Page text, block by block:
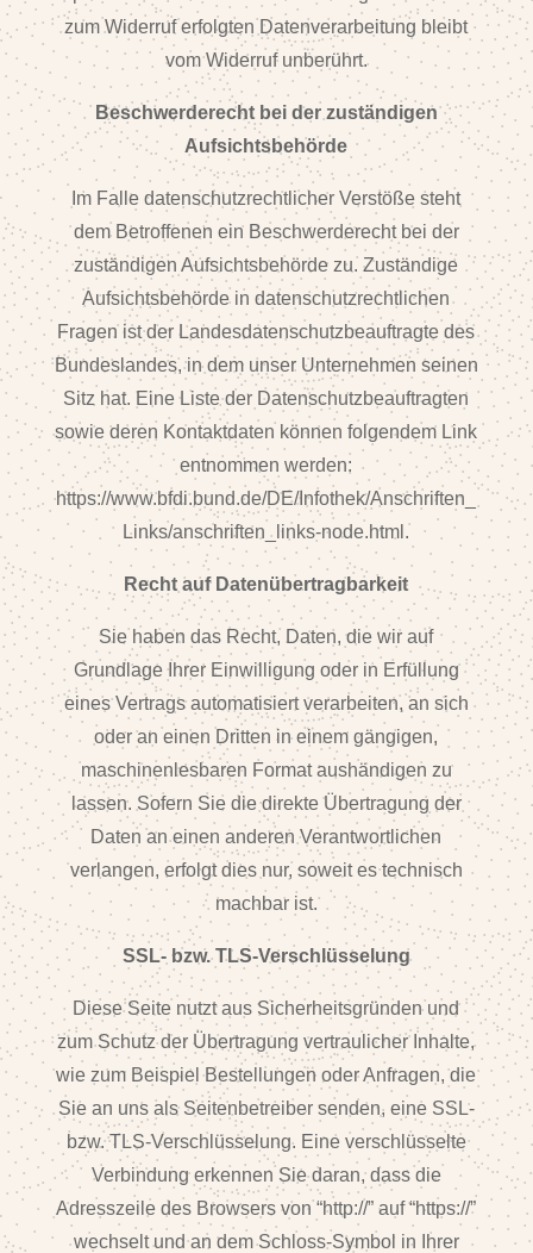
zum Widerruf erfolgten Datenverarbeitung bleibt
vom Widerruf unberührt.
Beschwerderecht bei der zuständigen
Aufsichtsbehörde
Im Falle datenschutzrechtlicher Verstöße steht
dem Betroffenen ein Beschwerderecht bei der
zuständigen Aufsichtsbehörde zu. Zuständige
Aufsichtsbehörde in datenschutzrechtlichen
Fragen ist der Landesdatenschutzbeauftragte des
Bundeslandes, in dem unser Unternehmen seinen
Sitz hat. Eine Liste der Datenschutzbeauftragten
sowie deren Kontaktdaten können folgendem Link
entnommen werden:
https://www.bfdi.bund.de/DE/Infothek/Anschriften_
Links/anschriften_links-node.html.
Recht auf Datenübertragbarkeit
Sie haben das Recht, Daten, die wir auf
Grundlage Ihrer Einwilligung oder in Erfüllung
eines Vertrags automatisiert verarbeiten, an sich
oder an einen Dritten in einem gängigen,
maschinenlesbaren Format aushändigen zu
lassen. Sofern Sie die direkte Übertragung der
Daten an einen anderen Verantwortlichen
verlangen, erfolgt dies nur, soweit es technisch
machbar ist.
SSL- bzw. TLS-Verschlüsselung
Diese Seite nutzt aus Sicherheitsgründen und
zum Schutz der Übertragung vertraulicher Inhalte,
wie zum Beispiel Bestellungen oder Anfragen, die
Sie an uns als Seitenbetreiber senden, eine SSL-
bzw. TLS-Verschlüsselung. Eine verschlüsselte
Verbindung erkennen Sie daran, dass die
Adresszeile des Browsers von “http://” auf “https://”
wechselt und an dem Schloss-Symbol in Ihrer